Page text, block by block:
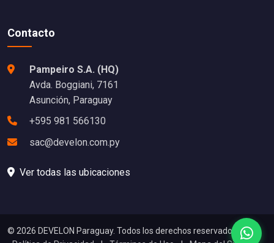
Contacto
Pampeiro S.A. (HQ)
Avda. Boggiani, 7161
Asunción, Paraguay
+595 981 566130
sac@develon.com.py
Ver todas las ubicaciones
© 2026 DEVELON Paraguay. Todos los derechos reservados.